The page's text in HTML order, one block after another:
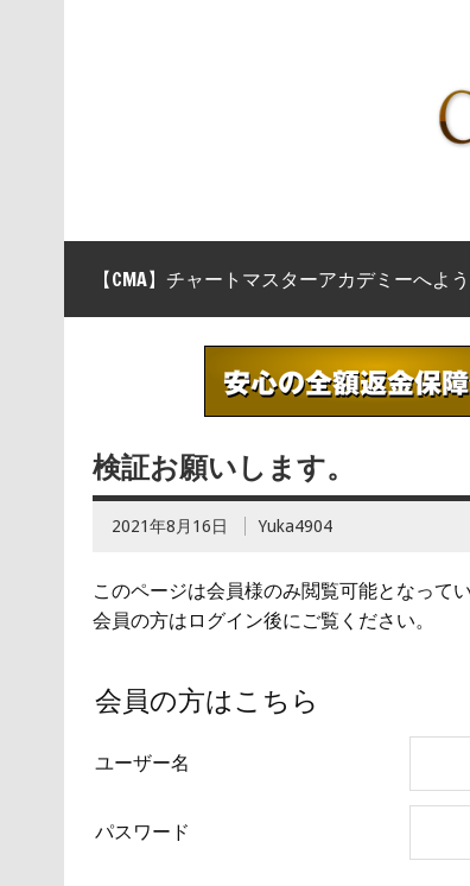
【CMA】チャートマスターアカデミーへよ
検証お願いします。
2021年8月16日 Yuka4904
このページは会員様のみ閲覧可能となってい
会員の方はログイン後にご覧ください。
会員の方はこちら
ユーザー名
パスワード